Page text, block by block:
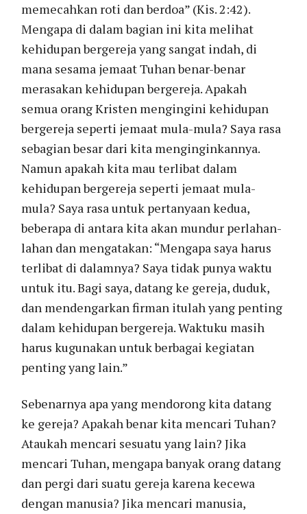
memecahkan roti dan berdoa” (Kis. 2:42).
Mengapa di dalam bagian ini kita melihat
kehidupan bergereja yang sangat indah, di
mana sesama jemaat Tuhan benar-benar
merasakan kehidupan bergereja. Apakah
semua orang Kristen mengingini kehidupan
bergereja seperti jemaat mula-mula? Saya rasa
sebagian besar dari kita menginginkannya.
Namun apakah kita mau terlibat dalam
kehidupan bergereja seperti jemaat mula-
mula? Saya rasa untuk pertanyaan kedua,
beberapa di antara kita akan mundur perlahan-
lahan dan mengatakan: “Mengapa saya harus
terlibat di dalamnya? Saya tidak punya waktu
untuk itu. Bagi saya, datang ke gereja, duduk,
dan mendengarkan firman itulah yang penting
dalam kehidupan bergereja. Waktuku masih
harus kugunakan untuk berbagai kegiatan
penting yang lain.”
Sebenarnya apa yang mendorong kita datang
ke gereja? Apakah benar kita mencari Tuhan?
Ataukah mencari sesuatu yang lain? Jika
mencari Tuhan, mengapa banyak orang datang
dan pergi dari suatu gereja karena kecewa
dengan manusia? Jika mencari manusia,